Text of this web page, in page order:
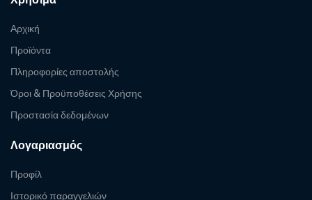
Αρχική
Προϊόντα
Πληροφορίες αποστολής
Όροι & Προϋποθέσεις Χρήσης
Προστασία δεδομένων
Λογαριασμός
Προφίλ
Ιστορικό παραγγελιών